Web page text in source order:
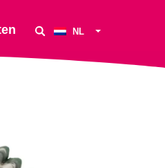
NL